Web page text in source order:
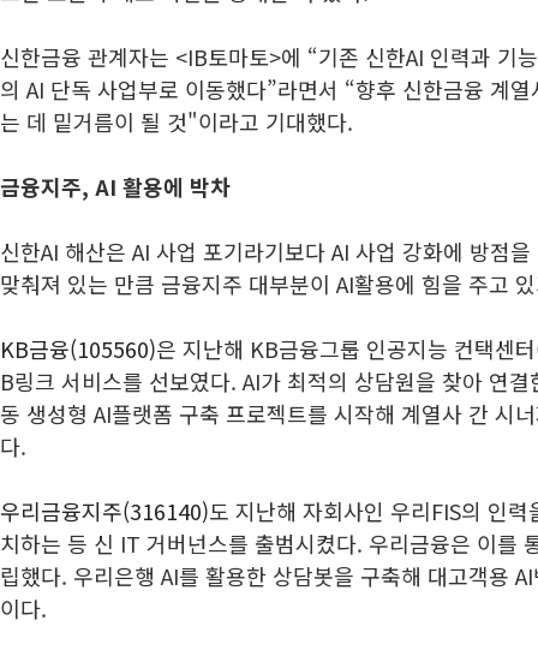
신한금융 관계자는 <IB토마토>에 “기존 신한AI 인력과 기
의 AI 단독 사업부로 이동했다”라면서 “향후 신한금융 계
는 데 밑거름이 될 것"이라고 기대했다.
금융지주, AI 활용에 박차
신한AI 해산은 AI 사업 포기라기보다 AI 사업 강화에 방점
맞춰져 있는 만큼 금융지주 대부분이 AI활용에 힘을 주고
KB금융(105560)은 지난해 KB금융그룹 인공지능 컨택센
B링크 서비스를 선보였다. AI가 최적의 상담원을 찾아 연
동 생성형 AI플랫폼 구축 프로젝트를 시작해 계열사 간 시
다.
우리금융지주(316140)도 지난해 자회사인 우리FIS의 인
치하는 등 신 IT 거버넌스를 출범시켰다. 우리금융은 이를
립했다. 우리은행 AI를 활용한 상담봇을 구축해 대고객용
이다.